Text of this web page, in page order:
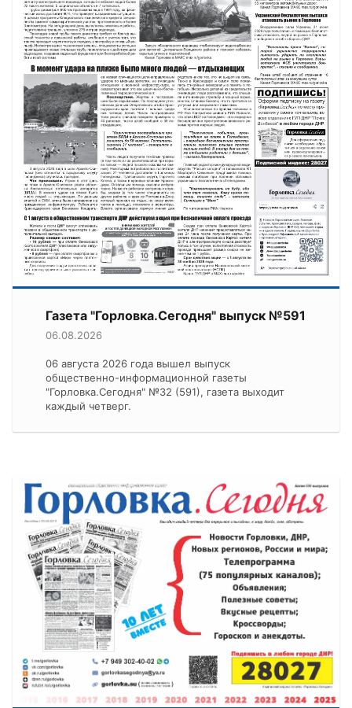
Газета "Горловка.Сегодня" выпуск №591
06.08.2026
06 августа 2026 года вышел выпуск
общественно-информационной газеты
"Горловка.Сегодня" №32 (591), газета выходит
каждый четверг.